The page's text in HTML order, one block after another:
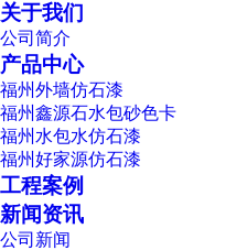
关于我们
公司简介
产品中心
福州外墙仿石漆
福州鑫源石水包砂色卡
福州水包水仿石漆
福州好家源仿石漆
工程案例
新闻资讯
公司新闻